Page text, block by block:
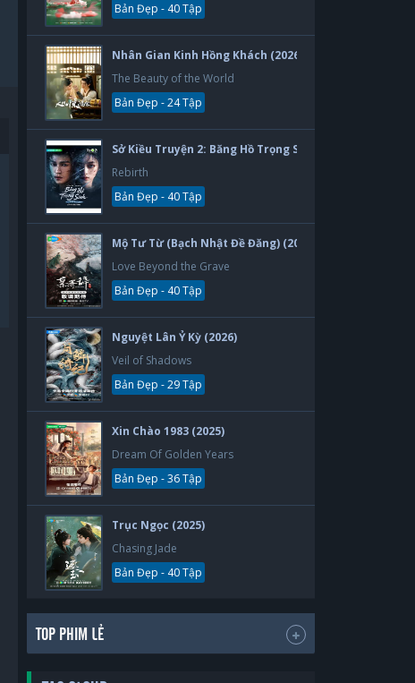
Bản Đẹp - 40 Tập
Nhân Gian Kinh Hồng Khách (2026)
The Beauty of the World
Bản Đẹp - 24 Tập
Sở Kiều Truyện 2: Băng Hồ Trọng Sinh (2026)
Rebirth
Bản Đẹp - 40 Tập
Mộ Tư Từ (Bạch Nhật Đề Đăng) (2026)
Love Beyond the Grave
Bản Đẹp - 40 Tập
Nguyệt Lân Ỷ Kỳ (2026)
Veil of Shadows
Bản Đẹp - 29 Tập
Xin Chào 1983 (2025)
Dream Of Golden Years
Bản Đẹp - 36 Tập
Trục Ngọc (2025)
Chasing Jade
Bản Đẹp - 40 Tập
TOP PHIM LẺ